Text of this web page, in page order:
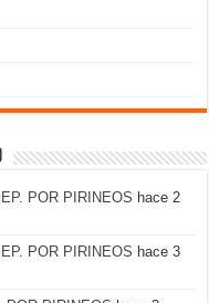
POR PIRINEOS hace 2
POR PIRINEOS hace 3